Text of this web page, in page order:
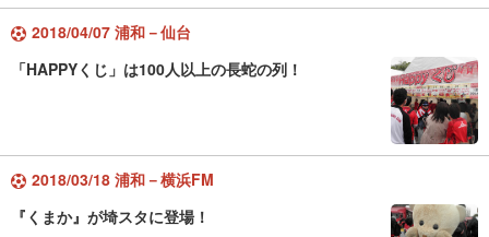
2018/04/07 浦和－仙台
「HAPPYくじ」は100人以上の長蛇の列！
2018/03/18 浦和－横浜FM
『くまか』が埼スタに登場！